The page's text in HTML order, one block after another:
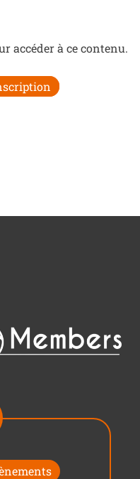
accéder à ce contenu.